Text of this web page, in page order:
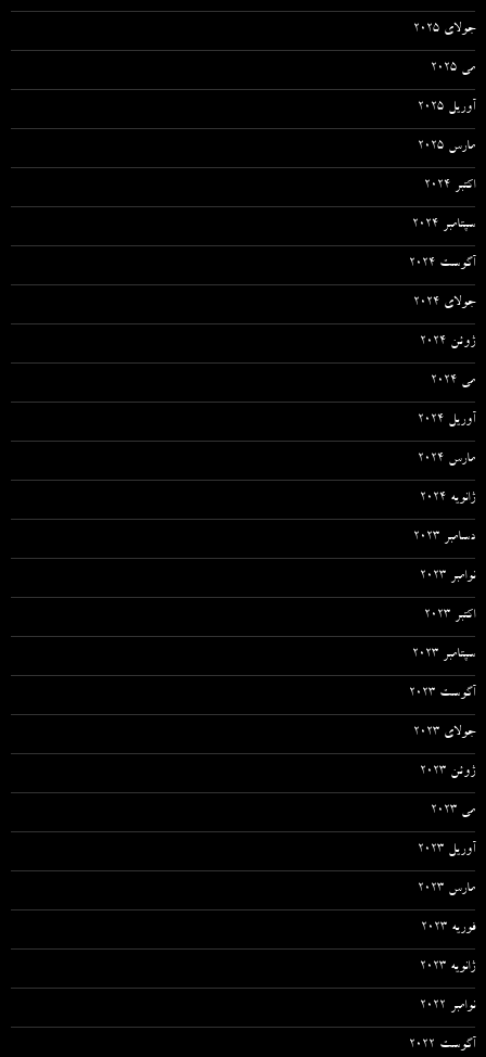
جولای 2025
می 2025
آوریل 2025
مارس 2025
اکتبر 2024
سپتامبر 2024
آگوست 2024
جولای 2024
ژوئن 2024
می 2024
آوریل 2024
مارس 2024
ژانویه 2024
دسامبر 2023
نوامبر 2023
اکتبر 2023
سپتامبر 2023
آگوست 2023
جولای 2023
ژوئن 2023
می 2023
آوریل 2023
مارس 2023
فوریه 2023
ژانویه 2023
نوامبر 2022
آگوست 2022